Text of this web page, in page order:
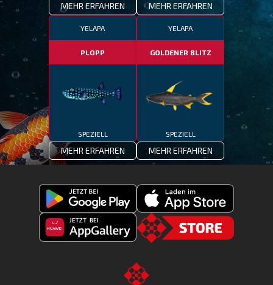
MEHR ERFAHREN MEHR ERFAHREN
YELAPA
PLOPP
SPEZIELL
MEHR ERFAHREN
YELAPA
GOLDENER BLITZ
SPEZIELL
MEHR ERFAHREN
Fishing
Clash
Laden
Fishing
im
Apple
to
the